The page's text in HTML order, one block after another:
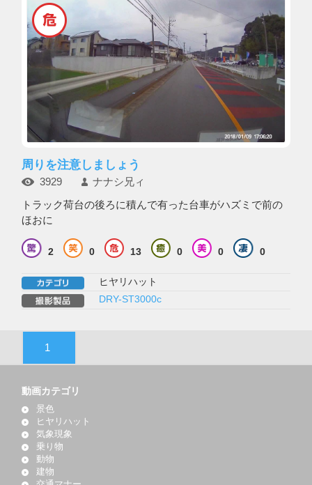
周りを注意しましょう
3929 ナナシ兄ィ
トラック荷台の後ろに積んで有った台車がハズミで前の
ほおに
2 0 13 0 0 0
ヒヤリハット
DRY-ST3000c
1
動画カテゴリ
景色
ヒヤリハット
気象現象
乗り物
動物
建物